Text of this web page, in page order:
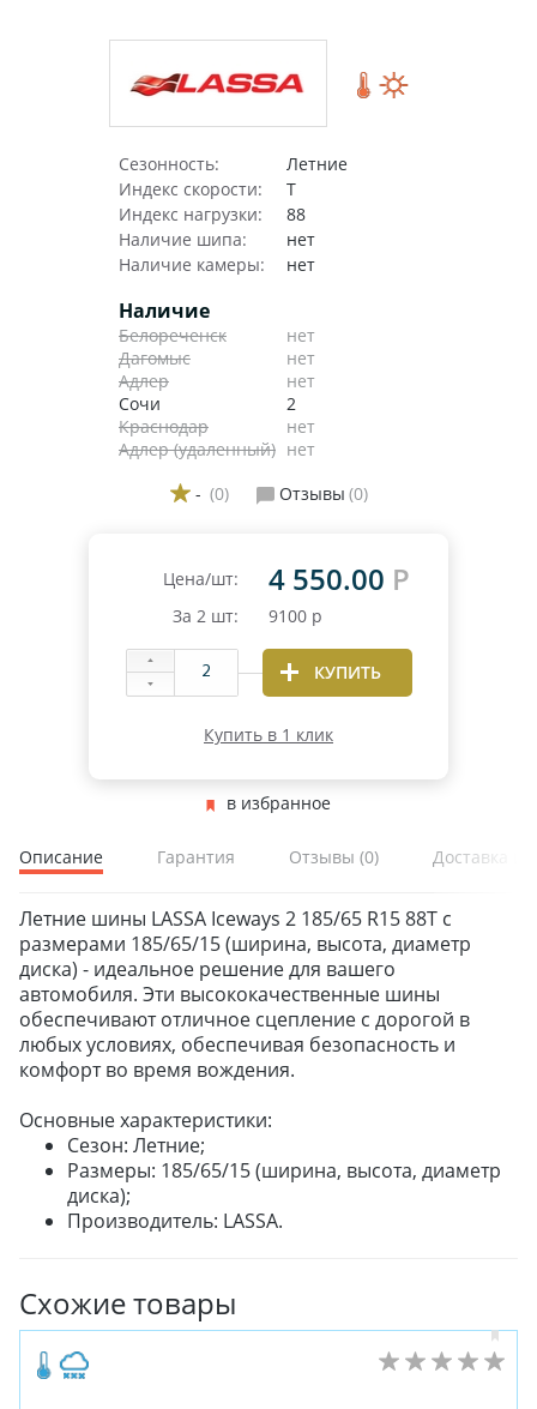
Сезонность:
Летние
Индекс скорости:
T
Индекс нагрузки:
88
Наличие шипа:
нет
Наличие камеры:
нет
Наличие
Белореченск
нет
Дагомыс
нет
Адлер
нет
Сочи
2
Краснодар
нет
Адлер (удаленный) нет
- (0) Отзывы (0)
Цена/шт: 4 550.00 Р
За 2 шт: 9100 р
КУПИТЬ
Купить в 1 клик
в избранное
Описание Гарантия Отзывы (0) Доставка и
Летние шины LASSA Iceways 2 185/65 R15 88T с
размерами 185/65/15 (ширина, высота, диаметр
диска) - идеальное решение для вашего
автомобиля. Эти высококачественные шины
обеспечивают отличное сцепление с дорогой в
любых условиях, обеспечивая безопасность и
комфорт во время вождения.
Основные характеристики:
Сезон: Летние;
Размеры: 185/65/15 (ширина, высота, диаметр
диска);
Производитель: LASSA.
Схожие товары